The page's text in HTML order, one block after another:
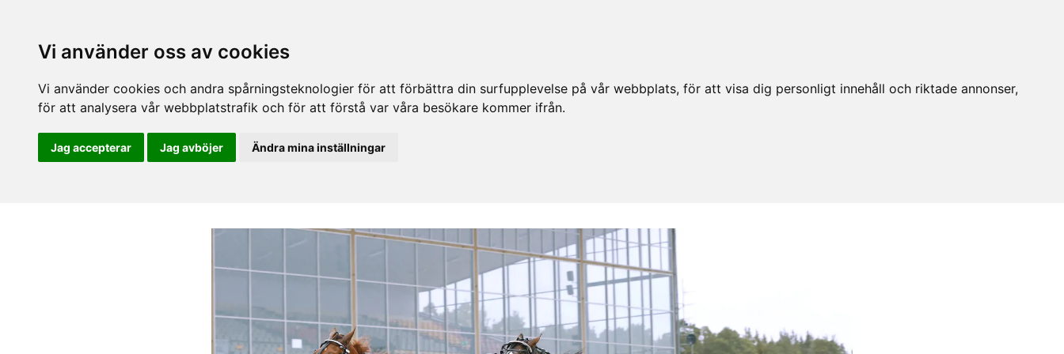
Vi använder oss av cookies
Vi använder cookies och andra spårningsteknologier för att förbättra din surfupplevelse på vår webbplats, för att visa dig personligt innehåll och riktade annonser,
för att analysera vår webbplatstrafik och för att förstå var våra besökare kommer ifrån.
Jag accepterar Jag avböjer Ändra mina inställningar